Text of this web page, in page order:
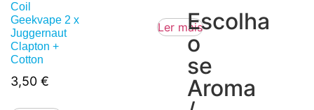
Escolha
o
se
Aroma
Coil
Geekvape 2 x
Juggernaut
Clapton +
Cotton
3,50 €
Ler mais